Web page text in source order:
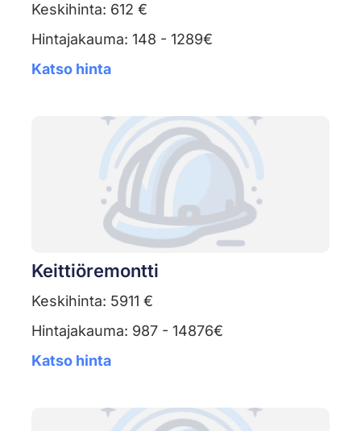
Keskihinta: 612 €
Hintajakauma: 148 - 1289€
Katso hinta
Keittiöremontti
Keskihinta: 5911 €
Hintajakauma: 987 - 14876€
Katso hinta